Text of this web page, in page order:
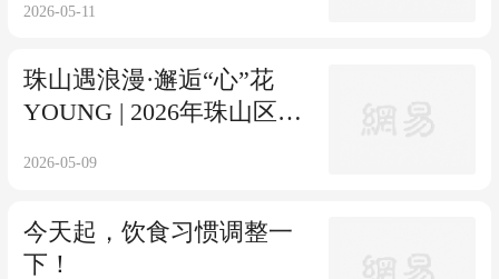
2026-05-11
珠山遇浪漫·邂逅“心”花
YOUNG | 2026年珠山区青
2026-05-09
今天起，饮食习惯调整一
下！